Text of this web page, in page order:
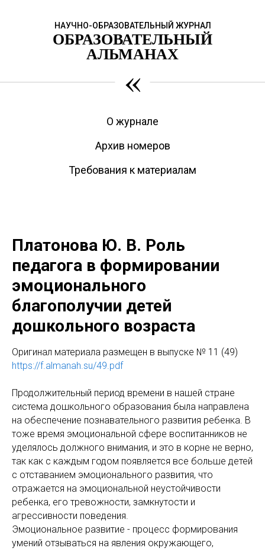
НАУЧНО-ОБРАЗОВАТЕЛЬНЫЙ ЖУРНАЛ
ОБРАЗОВАТЕЛЬНЫЙ
АЛЬМАНАХ
«
О журнале
Архив номеров
Требования к материалам
Платонова Ю. В. Роль
педагога в формировании
эмоционального
благополучии детей
дошкольного возраста
Оригинал материала размещен в выпуске № 11 (49)
https://f.almanah.su/49.pdf
Продолжительный период времени в нашей стране
система дошкольного образования была направлена
на обеспечение познавательного развития ребенка. В
тоже время эмоциональной сфере воспитанников не
уделялось должного внимания, и это в корне не верно,
так как с каждым годом появляется все больше детей
с отставанием эмоционального развития, что
отражается на эмоциональной неустойчивости
ребенка, его тревожности, замкнутости и
агрессивности поведения.
Эмоциональное развитие - процесс формирования
умений отзываться на явления окружающего,